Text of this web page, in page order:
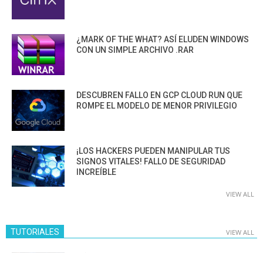
¿MARK OF THE WHAT? ASÍ ELUDEN WINDOWS
CON UN SIMPLE ARCHIVO .RAR
DESCUBREN FALLO EN GCP CLOUD RUN QUE
ROMPE EL MODELO DE MENOR PRIVILEGIO
¡LOS HACKERS PUEDEN MANIPULAR TUS
SIGNOS VITALES! FALLO DE SEGURIDAD
INCREÍBLE
VIEW ALL
TUTORIALES VIEW ALL